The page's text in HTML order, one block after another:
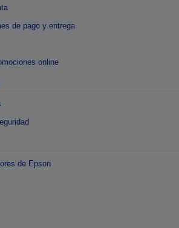
de pago y entrega
online
de Epson